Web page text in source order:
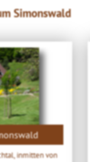
Simonswald
inmitten von